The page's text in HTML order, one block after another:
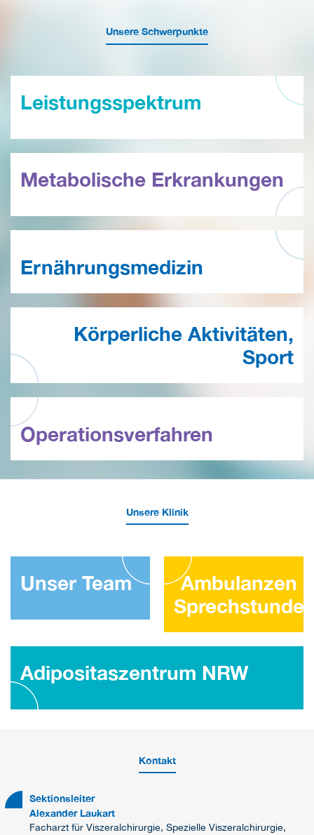
Unsere Schwerpunkte
Leistungsspektrum
Metabolische Erkrankungen
Ernährungs­medizin
Körperliche Aktivitäten,
Sport
Operationsverfahren
Unsere Klinik
Unser Team
Ambulanzen
Adipositaszentrum NRW
Kontakt
Sektionsleiter
Alexander Laukart
Facharzt für Viszeralchirurgie, Spezielle Viszeralchirurgie,